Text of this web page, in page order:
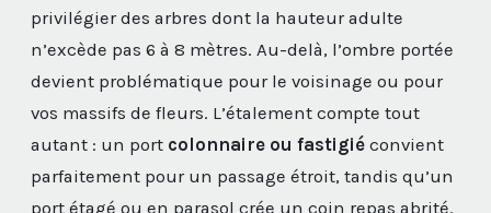
privilégier des arbres dont la hauteur adulte
n’excède pas 6 à 8 mètres. Au-delà, l’ombre portée
devient problématique pour le voisinage ou pour
vos massifs de fleurs. L’étalement compte tout
autant : un port colonnaire ou fastigié convient
parfaitement pour un passage étroit, tandis qu’un
port étagé ou en parasol crée un coin repas abrité.